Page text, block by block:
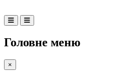
Головне меню
×